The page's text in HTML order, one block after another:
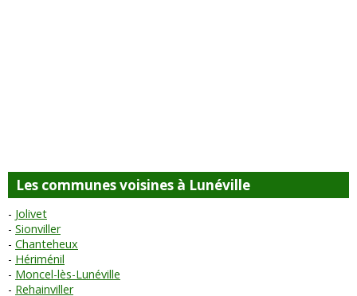
Les communes voisines à Lunéville
Jolivet
Sionviller
Chanteheux
Hériménil
Moncel-lès-Lunéville
Rehainviller